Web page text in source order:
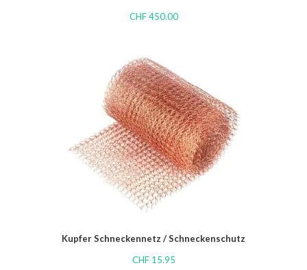
CHF450.00
Kupfer Schneckennetz / Schneckenschutz
CHF15.95